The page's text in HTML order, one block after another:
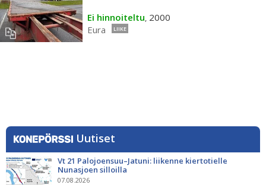
Ei hinnoiteltu, 2000
Eura
LIIKE
Uutiset
Vt 21 Palojoensuu–Jatuni: liikenne kiertotielle
Nunasjoen silloilla
07.08.2026